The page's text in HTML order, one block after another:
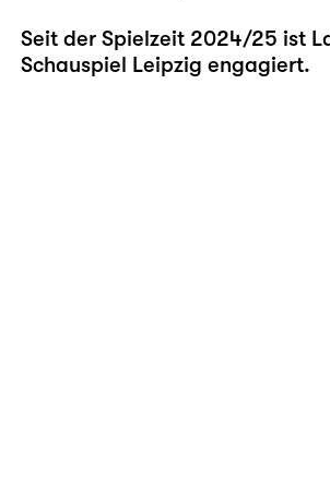
Seit der Spielzeit 2024/25 ist
Schauspiel Leipzig engagiert.